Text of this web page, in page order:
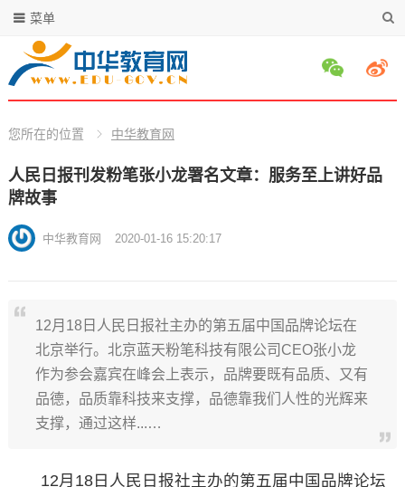
菜单
您所在的位置 中华教育网
人民日报刊发粉笔张小龙署名文章：服务至上讲好品
牌故事
中华教育网 2020-01-16 15:20:17
12月18日人民日报社主办的第五届中国品牌论坛在
北京举行。北京蓝天粉笔科技有限公司CEO张小龙
作为参会嘉宾在峰会上表示，品牌要既有品质、又有
品德，品质靠科技来支撑，品德靠我们人性的光辉来
支撑，通过这样...…
12月18日人民日报社主办的第五届中国品牌论坛